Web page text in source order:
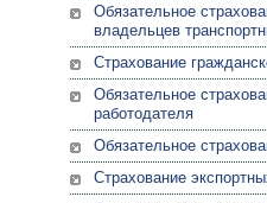
Обязательное
владельцев
Страхование
Обязательное
работодателя
Обязательное
Страхование